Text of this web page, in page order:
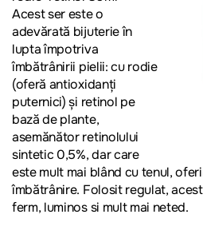
Acest ser este o
adevărată bijuterie în
lupta împotriva
îmbătrânirii pielii: cu rodie
(oferă antioxidanți
puternici) și retinol pe
bază de plante,
asemănător retinolului
sintetic 0,5%, dar care
este mult mai blând cu tenul,
îmbătrânire. Folosit regulat,
ferm, luminos si mult mai neted.